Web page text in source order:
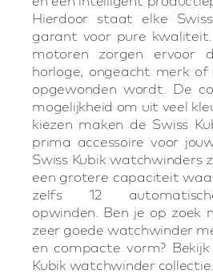
Hierdoor staat elke
garant voor pure
motoren zorgen ervoor
horloge, ongeacht merk
opgewonden wordt. De
mogelijkheid om uit veel
kiezen maken de Swiss
prima accessoire voor
Swiss Kubik watchwinders
een grotere capaciteit
zelfs 12
opwinden. Ben je op zoek
zeer goede watchwinder
en compacte vorm?
Kubik watchwinder collectie.